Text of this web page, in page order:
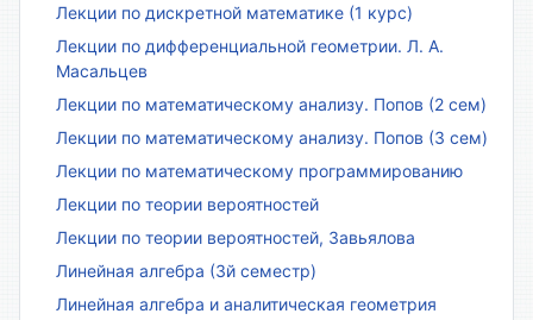
Лекции по дискретной математике (1 курс)
Лекции по дифференциальной геометрии. Л. А.
Масальцев
Лекции по математическому анализу. Попов (2 сем)
Лекции по математическому анализу. Попов (3 сем)
Лекции по математическому программированию
Лекции по теории вероятностей
Лекции по теории вероятностей, Завьялова
Линейная алгебра (3й семестр)
Линейная алгебра и аналитическая геометрия